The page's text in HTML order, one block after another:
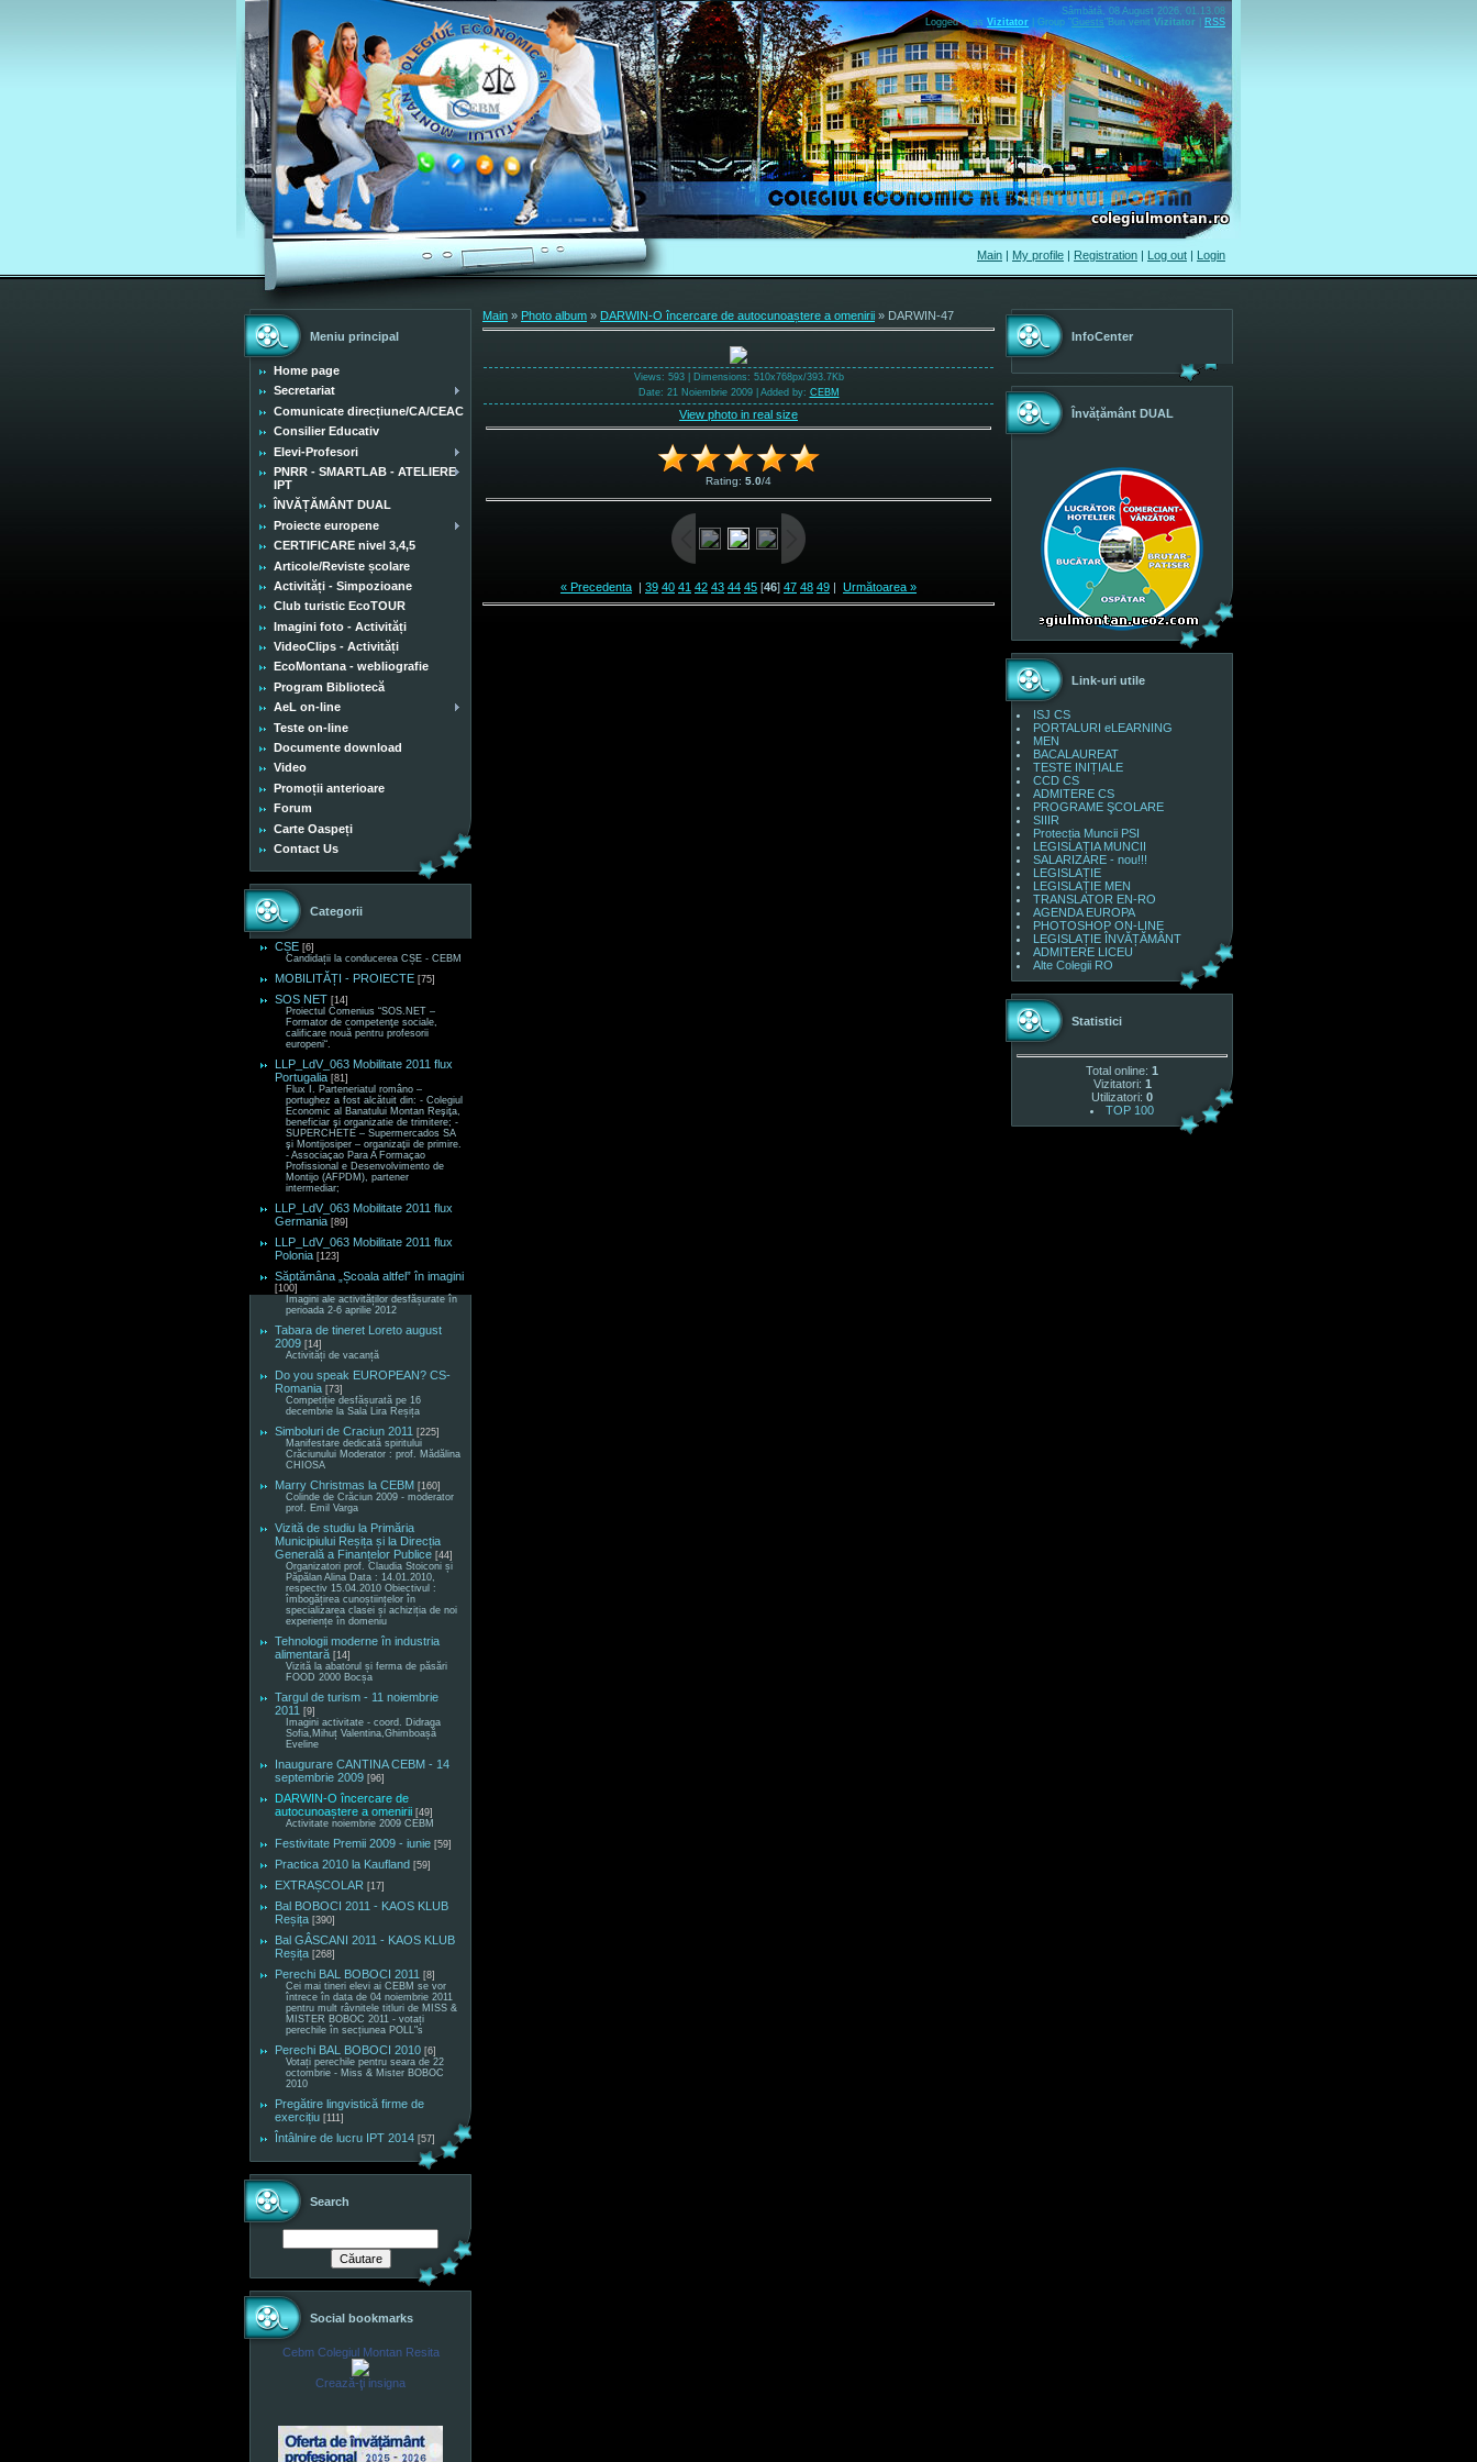
Sâmbătă, 08 August 2026, 01.13.08
Logged in as Vizitator Group "Guests" Bun venit Vizitator RSS
Main | My profile | Registration | Log out | Login
Meniu principal
Home page
Secretariat
Comunicate direcțiune/CA/CEAC
Consilier Educativ
Elevi-Profesori
PNRR - SMARTLAB - ATELIERE
IPT
ÎNVĂȚĂMÂNT DUAL
Proiecte europene
CERTIFICARE nivel 3,4,5
Articole/Reviste școlare
Activități - Simpozioane
Club turistic EcoTOUR
Imagini foto - Activități
VideoClips - Activități
EcoMontana - webliografie
Program Bibliotecă
AeL on-line
Teste on-line
Documente download
Video
Promoții anterioare
Forum
Carte Oaspeți
Contact Us
Categorii
CȘE [6]
Candidații la conducerea CȘE - CEBM
MOBILITĂȚI - PROIECTE [75]
SOS NET [14]
Proiectul Comenius “SOS.NET –
Formator de competenţe sociale,
calificare nouă pentru profesorii
europeni“.
LLP_LdV_063 Mobilitate 2011 flux
Portugalia [81]
Flux I. Parteneriatul româno –
portughez a fost alcătuit din: - Colegiul
Economic al Banatului Montan Reşiţa,
beneficiar şi organizatie de trimitere; -
SUPERCHETE – Supermercados SA
şi Montijosiper – organizaţii de primire.
- Associaçao Para A Formaçao
Profissional e Desenvolvimento de
Montijo (AFPDM), partener
intermediar;
LLP_LdV_063 Mobilitate 2011 flux
Germania [89]
LLP_LdV_063 Mobilitate 2011 flux
Polonia [123]
Săptămâna „Școala altfel” în imagini
[100]
Imagini ale activităților desfășurate în
perioada 2-6 aprilie 2012
Tabara de tineret Loreto august
2009 [14]
Activități de vacanță
Do you speak EUROPEAN? CS-
Romania [73]
Competiție desfășurată pe 16
decembrie la Sala Lira Reșița
Simboluri de Craciun 2011 [225]
Manifestare dedicată spiritului
Crăciunului Moderator : prof. Mădălina
CHIOSA
Marry Christmas la CEBM [160]
Colinde de Crăciun 2009 - moderator
prof. Emil Varga
Vizită de studiu la Primăria
Municipiului Reșița și la Direcția
Generală a Finanțelor Publice [44]
Organizatori prof. Claudia Stoiconi și
Păpălan Alina Data : 14.01.2010,
respectiv 15.04.2010 Obiectivul :
îmbogățirea cunoștiințelor în
specializarea clasei și achiziția de noi
experiențe în domeniu
Tehnologii moderne în industria
alimentară [14]
Vizită la abatorul și ferma de păsări
FOOD 2000 Bocșa
Targul de turism - 11 noiembrie
2011 [9]
Imagini activitate - coord. Didraga
Sofia,Mihuț Valentina,Ghimboașă
Eveline
Inaugurare CANTINA CEBM - 14
septembrie 2009 [96]
DARWIN-O încercare de
autocunoaștere a omenirii [49]
Activitate noiembrie 2009 CEBM
Festivitate Premii 2009 - iunie [59]
Practica 2010 la Kaufland [59]
EXTRAȘCOLAR [17]
Bal BOBOCI 2011 - KAOS KLUB
Reșița [390]
Bal GÂSCANI 2011 - KAOS KLUB
Reșița [268]
Perechi BAL BOBOCI 2011 [8]
Cei mai tineri elevi ai CEBM se vor
întrece în data de 04 noiembrie 2011
pentru mult râvnitele titluri de MISS &
MISTER BOBOC 2011 - votați
perechile în secțiunea POLL"s
Perechi BAL BOBOCI 2010 [6]
Votați perechile pentru seara de 22
octombrie - Miss & Mister BOBOC
2010
Pregătire lingvistică firme de
exercițiu [111]
Întâlnire de lucru IPT 2014 [57]
Search
Social bookmarks
Cebm Colegiul Montan Resita
Crează-ţi insigna
Main » Photo album » DARWIN-O încercare de autocunoaștere a omenirii » DARWIN-47
Views: 593 | Dimensions: 510x768px/393.7Kb
Date: 21 Noiembrie 2009 | Added by: CEBM
View photo in real size
Rating: 5.0/4
« Precedenta | 39 40 41 42 43 44 45 [46] 47 48 49 | Următoarea »
InfoCenter
Învățământ DUAL
Link-uri utile
ISJ CS
PORTALURI eLEARNING
MEN
BACALAUREAT
TESTE INIȚIALE
CCD CS
ADMITERE CS
PROGRAME ŞCOLARE
SIIIR
Protecția Muncii PSI
LEGISLAȚIA MUNCII
SALARIZARE - nou!!!
LEGISLAȚIE
LEGISLAȚIE MEN
TRANSLATOR EN-RO
AGENDA EUROPA
PHOTOSHOP ON-LINE
LEGISLAȚIE ÎNVĂȚĂMÂNT
ADMITERE LICEU
Alte Colegii RO
Statistici
Total online: 1
Vizitatori: 1
Utilizatori: 0
TOP 100